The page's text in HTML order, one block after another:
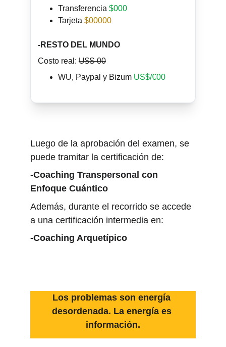
Luego de la aprobación del examen, se
puede tramitar la certificación de:
-Coaching Transpersonal con
Enfoque Cuántico
Además, durante el recorrido se accede
a una certificación intermedia en:
-Coaching Arquetípico
Los problemas son energía
desordenada. La energía es
información.
Transferencia $000
Tarjeta $00000
-RESTO DEL MUNDO
Costo real: U$S 00
WU, Paypal y Bizum US$/€00